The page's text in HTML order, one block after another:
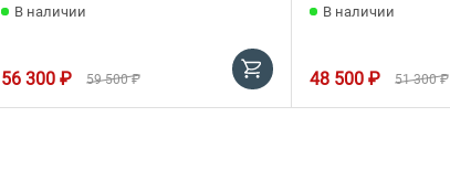
В наличии
56 300 ₽ 59 500 ₽
В наличии
48 500 ₽ 51 300 ₽